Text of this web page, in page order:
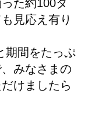
た約100タ
見応え有り
期間をたっぷ
みなさまの
けましたら